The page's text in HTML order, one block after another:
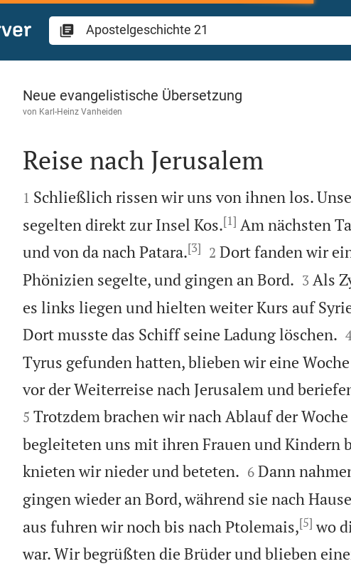
Apostelgeschichte 21
Neue evangelistische Übersetzung
von Karl-Heinz Vanheiden

Reise nach Jerusalem

1 Schließlich rissen wir uns von ihnen los.
segelten direkt zur Insel Kos.[1] Am nächsten
und von da nach Patara.[3]
2 Dort fanden wir
Phönizien segelte, und gingen an Bord.
3 Als
es links liegen und hielten weiter Kurs auf
Dort musste das Schiff seine Ladung löschen.
Tyrus gefunden hatten, blieben wir eine
vor der Weiterreise nach Jerusalem und
5 Trotzdem brachen wir nach Ablauf der
begleiteten uns mit ihren Frauen und Kindern
knieten wir nieder und beteten.
6 Dann
gingen wieder an Bord, während sie nach
aus fuhren wir noch bis nach Ptolemais,[5] wo
war. Wir begrüßten die Brüder und blieben